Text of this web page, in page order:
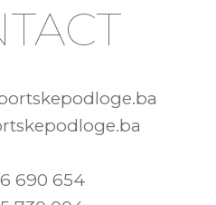
690 654